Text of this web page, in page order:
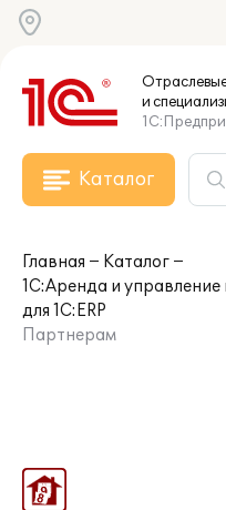
и
Каталог
Главная
Каталог
1С:Аренда и
для 1С:ERP
Партнерам